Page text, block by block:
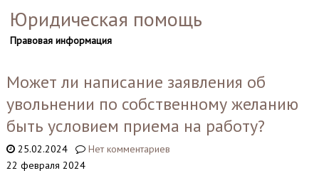
Юридическая помощь
Правовая информация
Может ли написание заявления об
увольнении по собственному желанию
быть условием приема на работу?
25.02.2024
Нет комментариев
22 февраля 2024